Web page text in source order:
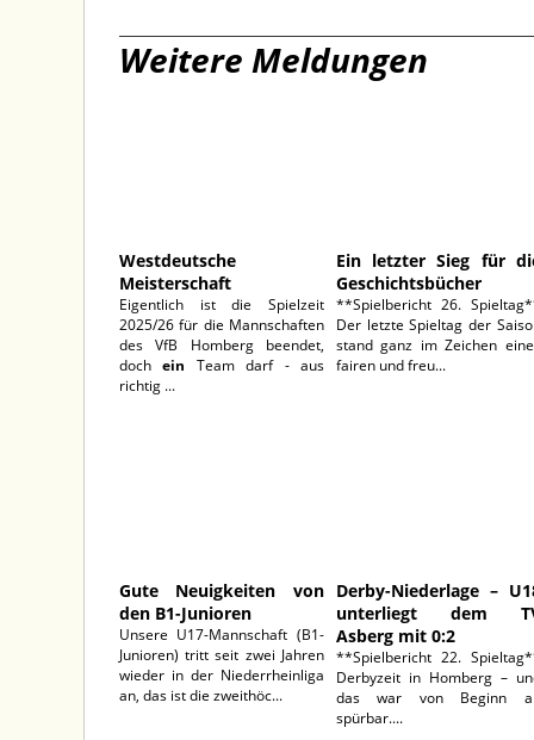
Weitere Meldungen
Westdeutsche
Meisterschaft
Eigentlich ist die Spielzeit
2025/26 für die Mannschaften
des VfB Homberg beendet,
dochein Team darf - aus
richtig ...
Ein letzter Sieg für
Geschichtsbücher
**Spielbericht 26.
Der letzte Spieltag der
stand ganz im Zeichen
fairen und freu...
Gute Neuigkeiten von
den B1-Junioren
Unsere U17-Mannschaft (B1-
Junioren) tritt seit zwei Jahren
wieder in der Niederrheinliga
an, das ist die zweithöc...
Derby-Niederlage –
unterliegt dem
Asberg mit 0:2
**Spielbericht 22.
Derbyzeit in Homberg –
das war von Beginn
spürbar....